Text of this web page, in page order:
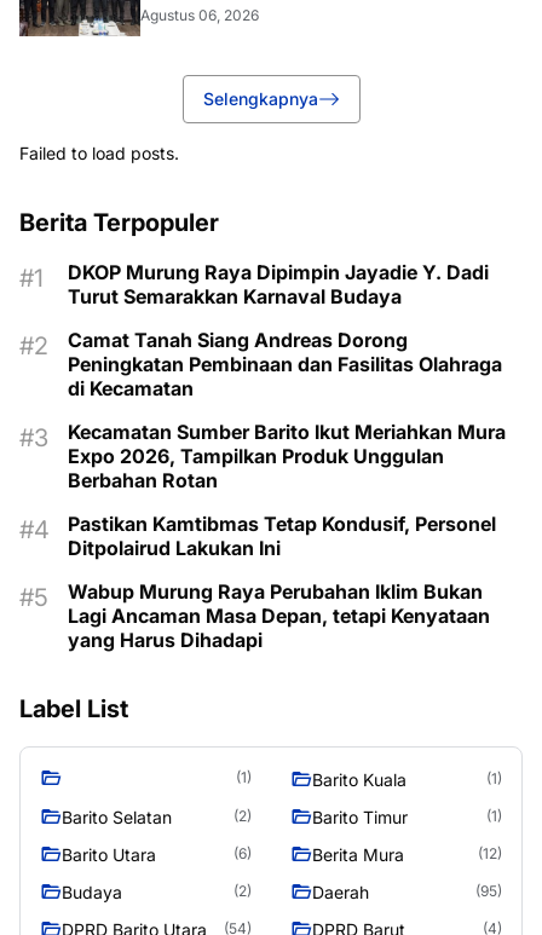
Agustus 06, 2026
Selengkapnya
Failed to load posts.
Berita Terpopuler
DKOP Murung Raya Dipimpin Jayadie Y. Dadi
Turut Semarakkan Karnaval Budaya
Camat Tanah Siang Andreas Dorong
Peningkatan Pembinaan dan Fasilitas Olahraga
di Kecamatan
Kecamatan Sumber Barito Ikut Meriahkan Mura
Expo 2026, Tampilkan Produk Unggulan
Berbahan Rotan
Pastikan Kamtibmas Tetap Kondusif, Personel
Ditpolairud Lakukan Ini
Wabup Murung Raya Perubahan Iklim Bukan
Lagi Ancaman Masa Depan, tetapi Kenyataan
yang Harus Dihadapi
Label List
(1) Barito Kuala (1)
Barito Selatan (2) Barito Timur (1)
Barito Utara (6) Berita Mura (12)
Budaya (2) Daerah (95)
DPRD Barito Utara (54) DPRD Barut (4)